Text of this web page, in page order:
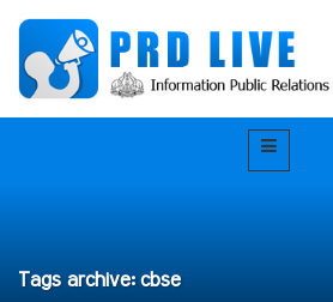
Tags archive: cbse